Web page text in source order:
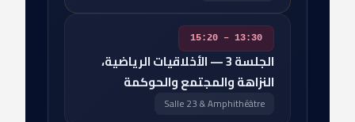
13:30 – 15:20
الجلسة 3 — الأخلاقيات الرياضية،
النزاهة والمجتمع والحوكمة
Salle 23 & Amphithéâtre